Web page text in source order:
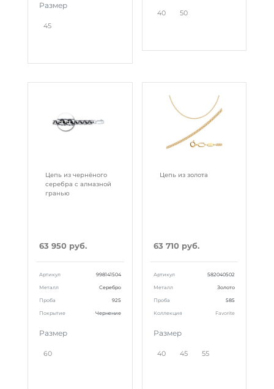
Размер
45
40 50
Цепь из чернёного
серебра с алмазной
гранью
63 950 руб.
Артикул 998141504
Металл Серебро
Проба 925
Покрытие Чернение
Размер
60
Цепь из золота
63 710 руб.
Артикул 582040502
Металл Золото
Проба 585
Коллекция Favorite
Размер
40 45 55